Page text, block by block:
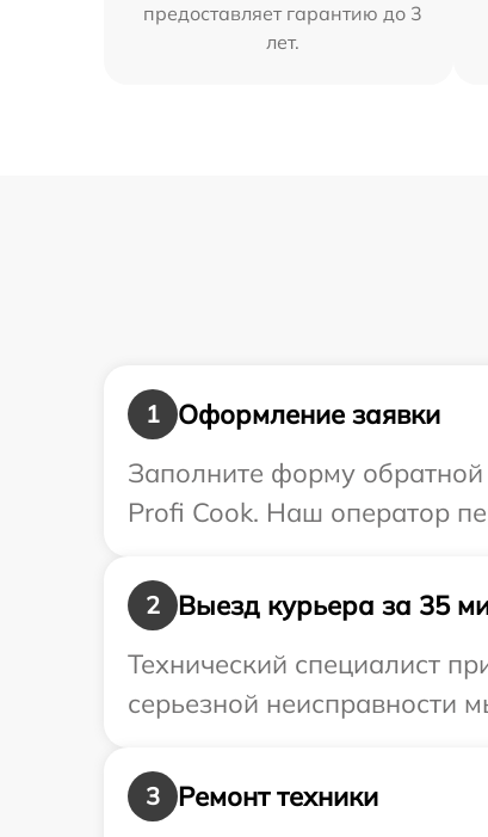
предоставляет гарантию до 3
лет.
1
Оформление заявки
Заполните форму обратной
Profi Cook. Наш оператор
2
Выезд курьера за 35
Технический специалист
серьезной неисправности
3
Ремонт техники